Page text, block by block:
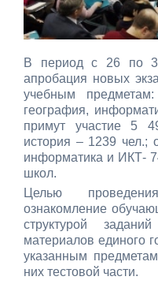
В период с 26 по
апробация новых
учебным предметам:
география,
примут участие 5
история – 1239 чел.;
информатика и ИКТ-
школ.
Целью
ознакомление
структурой заданий
материалов единого
указанным
них тестовой части.